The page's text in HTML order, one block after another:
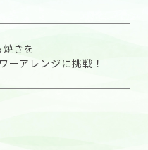
きを
ーアレンジに挑戦！